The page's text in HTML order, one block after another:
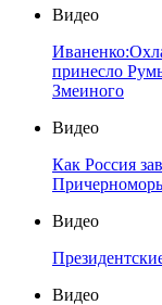
Видео
принесло
Змеиного
Видео
Как Россия
Видео
Видео